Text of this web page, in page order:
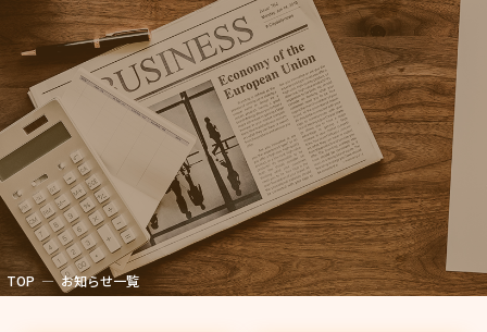
TOP お知らせ一覧